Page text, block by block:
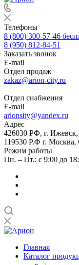
Телефоны
8 (800) 300-57-46
8 (950) 812-84-51
Заказать звонок
E-mail
Отдел продаж
zakaz@arion-city.ru
Отдел снабжения
E-mail
arionsity@yandex.ru
Адрес
426030 РФ, г. Ижевск,
119530 Р.Ф г. Москва,
Режим работы
Пн. – Пт.: с 9:00 до
Главная
Каталог